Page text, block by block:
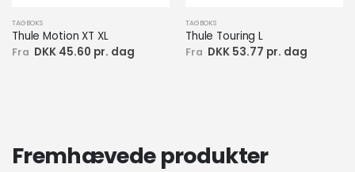
TAGBOKS
Thule Motion XT XL
Fra DKK 45.60 pr. dag
TAGBOKS
Thule Touring L
Fra DKK 53.77 pr. dag
Fremhævede produkter